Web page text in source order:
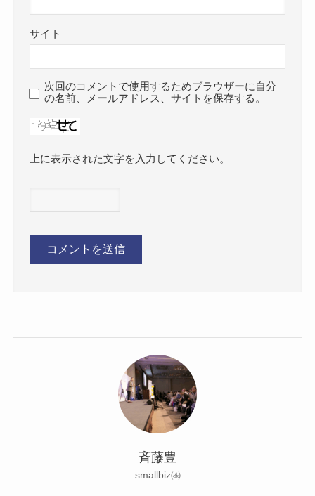
サイト
次回のコメントで使用するためブラウザーに自分
の名前、メールアドレス、サイトを保存する。
上に表示された文字を入力してください。
斉藤豊
smallbiz㈱